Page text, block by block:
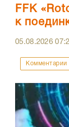
FFK
к
05.08.2026
Комментарии